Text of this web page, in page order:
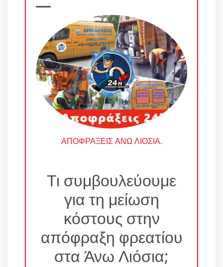
ΑΠΟΦΡΑΞΕΙΣ ΑΝΩ ΛΙΟΣΙΑ.
Τι συμβουλεύουμε
για τη μείωση
κόστους στην
απόφραξη φρεατίου
στα Άνω Λιόσια;